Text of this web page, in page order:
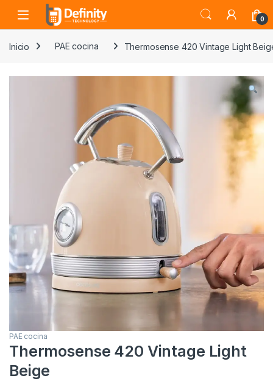
Skip to navigation
Skip to content
Open 0
Inicio PAE cocina Thermosense 420 Vintage Light
PAE cocina
Thermosense 420 Vintage Light
Beige